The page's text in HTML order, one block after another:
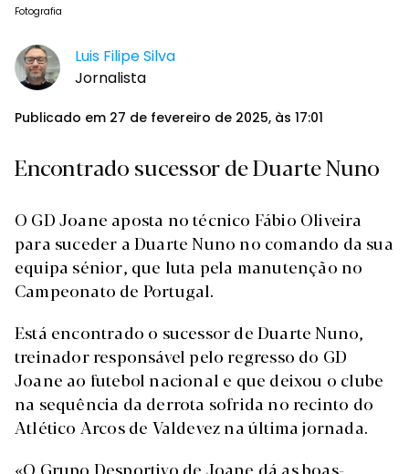
Fotografia
Luis Filipe Silva
Jornalista
Publicado em 27 de fevereiro de 2025, às 17:01
Encontrado sucessor de Duarte Nuno
O GD Joane aposta no técnico Fábio Oliveira
para suceder a Duarte Nuno no comando da sua
equipa sénior, que luta pela manutenção no
Campeonato de Portugal.
Está encontrado o sucessor de Duarte Nuno,
treinador responsável pelo regresso do GD
Joane ao futebol nacional e que deixou o clube
na sequência da derrota sofrida no recinto do
Atlético Arcos de Valdevez na última jornada.
«O Grupo Desportivo de Joane dá as boas-